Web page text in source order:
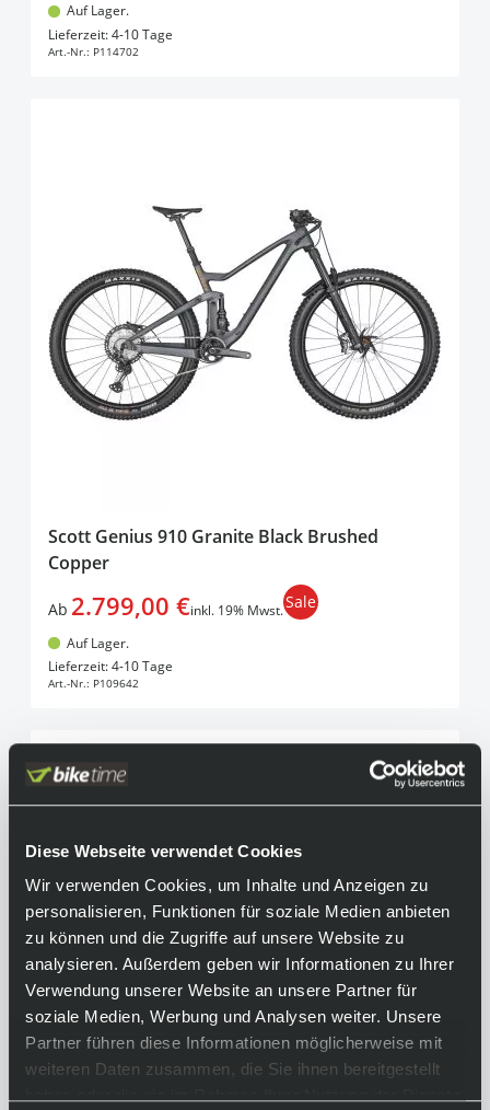
Diese Webseite verwendet Cookies
Wir verwenden Cookies, um Inhalte und Anzeigen zu
personalisieren, Funktionen für soziale Medien anbieten
zu können und die Zugriffe auf unsere Website zu
analysieren. Außerdem geben wir Informationen zu Ihrer
Verwendung unserer Website an unsere Partner für
soziale Medien, Werbung und Analysen weiter. Unsere
Partner führen diese Informationen möglicherweise mit
weiteren Daten zusammen, die Sie ihnen bereitgestellt
Auf Lager.
Lieferzeit: 4-10 Tage
Art.-Nr.: P114702
Scott Genius 910 Granite Black Brushed
Copper
Ab 2.799,00 €inkl. 19% Mwst.Sale
Auf Lager.
Lieferzeit: 4-10 Tage
Art.-Nr.: P109642